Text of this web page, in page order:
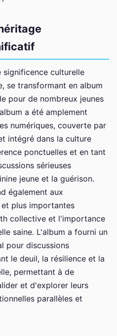
significence culturelle
se transformant en album
pour de nombreux jeunes
a été amplement
numériques, couverte par
intégré dans la culture
ponctuelles et en tant
sérieuses
jeune et la guérison.
également aux
plus importantes
collective et l'importance
saine. L'album a fourni un
pour discussions
le deuil, la résilience et la
permettant à de
et d'explorer leurs
parallèles et